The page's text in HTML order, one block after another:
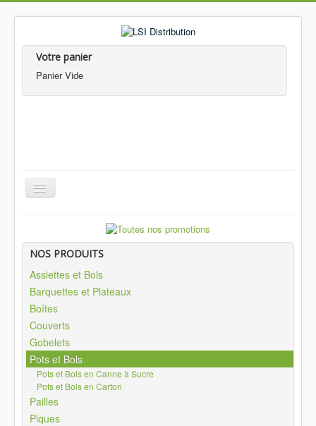
Votre panier
Panier Vide
Nos produits
Notre Gamme
Qui sommes-nous?
Contactez nous
Livraison
Votre compte
Vous êtes ici :
Pots et Bols en Canne à Sucre
NOS PRODUITS
Assiettes et Bols
Barquettes et Plateaux
Boîtes
Couverts
Gobelets
Pots et Bols
Pots et Bols en Canne à Sucre
Pots et Bols en Carton
Pailles
Piques